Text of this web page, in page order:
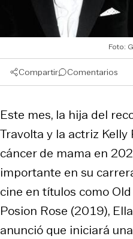
Foto:
Compartir Comentarios
Este mes, la hija del
Travolta y la actriz
cáncer de mama en
importante en su
cine en títulos como
Posion Rose (2019),
anunció que iniciará